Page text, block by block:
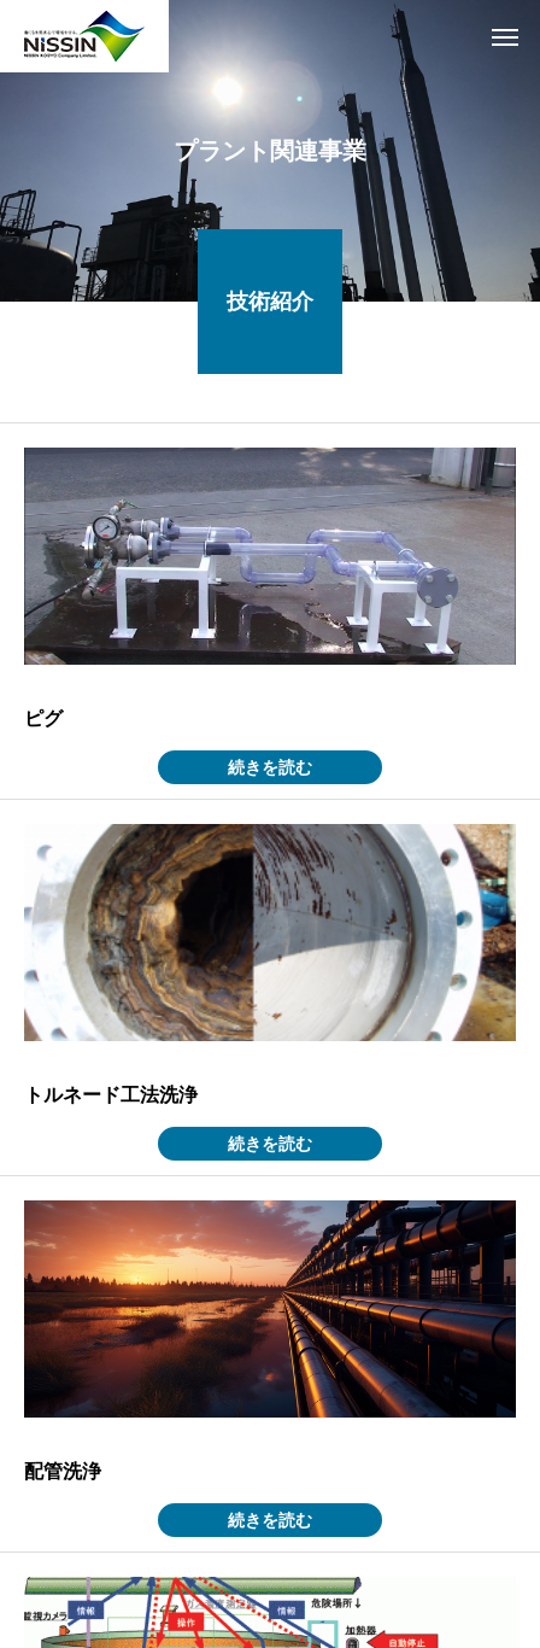
プラント関連事業
技術紹介
ピグ
続きを読む
トルネード工法洗浄
続きを読む
配管洗浄
続きを読む